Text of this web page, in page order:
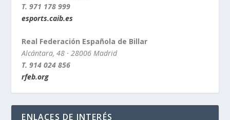
T. 971 178 999
esports.caib.es
Real Federación Española de Billar
Alcántara, 48 · 28006 Madrid
T. 914 024 856
rfeb.org
ENLACES DE INTERÉS